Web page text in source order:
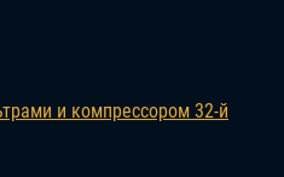
и компрессором 32-й